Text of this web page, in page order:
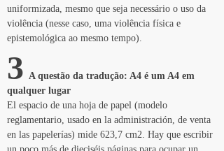
uniformizada, mesmo que seja necessário o uso da
violência (nesse caso, uma violência física e
epistemológica ao mesmo tempo).
3 A questão da tradução: A4 é um A4 em
qualquer lugar
El espacio de una hoja de papel (modelo
reglamentario, usado en la administración, de venta
en las papelerías) mide 623,7 cm2. Hay que escribir